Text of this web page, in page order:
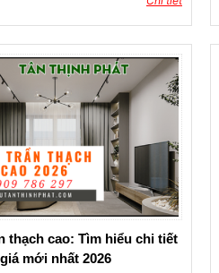
văn phòng lựa chọn. Nhờ hiệu
ảnh sống động và khả năng
sâu cho không gian, tranh
chỉ giúp bức tường trở nên
mà còn góp phần nâng
thẩm mỹ cho toàn bộ căn
Đây được xem là giải pháp
hiện đại, dễ thi công và mang
thẩm mỹ cao.
thạch cao: Tìm hiểu chi tiết
mới nhất 2026